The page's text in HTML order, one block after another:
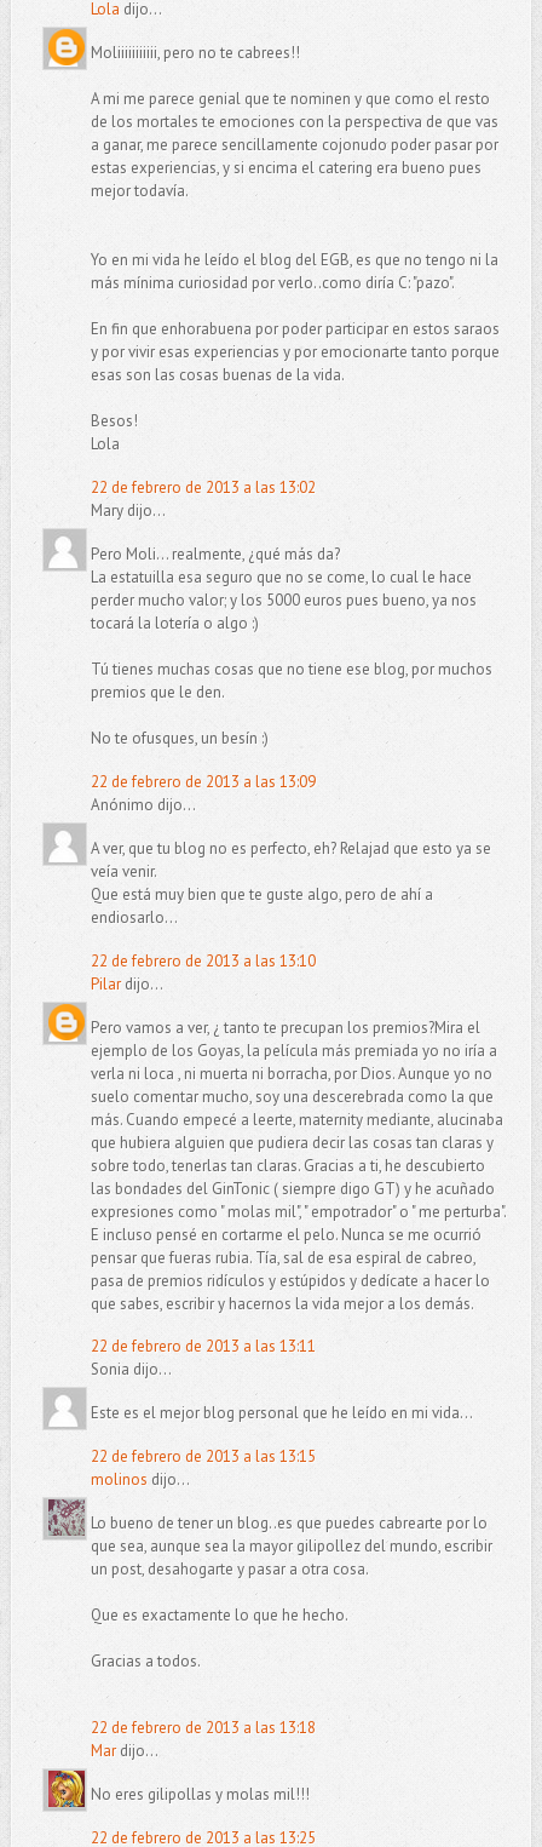
Lola dijo...
Moliiiiiiiiiii, pero no te cabrees!!
A mi me parece genial que te nominen y que como el resto
de los mortales te emociones con la perspectiva de que vas
a ganar, me parece sencillamente cojonudo poder pasar por
estas experiencias, y si encima el catering era bueno pues
mejor todavía.
Yo en mi vida he leído el blog del EGB, es que no tengo ni la
más mínima curiosidad por verlo..como diría C: "pazo".
En fin que enhorabuena por poder participar en estos saraos
y por vivir esas experiencias y por emocionarte tanto porque
esas son las cosas buenas de la vida.
Besos!
Lola
22 de febrero de 2013 a las 13:02
Mary dijo...
Pero Moli... realmente, ¿qué más da?
La estatuilla esa seguro que no se come, lo cual le hace
perder mucho valor; y los 5000 euros pues bueno, ya nos
tocará la lotería o algo :)
Tú tienes muchas cosas que no tiene ese blog, por muchos
premios que le den.
No te ofusques, un besín :)
22 de febrero de 2013 a las 13:09
Anónimo dijo...
A ver, que tu blog no es perfecto, eh? Relajad que esto ya se
veía venir.
Que está muy bien que te guste algo, pero de ahí a
endiosarlo...
22 de febrero de 2013 a las 13:10
Pilardijo...
Pero vamos a ver, ¿ tanto te precupan los premios?Mira el
ejemplo de los Goyas, la película más premiada yo no iría a
verla ni loca , ni muerta ni borracha, por Dios. Aunque yo no
suelo comentar mucho, soy una descerebrada como la que
más. Cuando empecé a leerte, maternity mediante, alucinaba
que hubiera alguien que pudiera decir las cosas tan claras y
sobre todo, tenerlas tan claras. Gracias a ti, he descubierto
las bondades del GinTonic ( siempre digo GT) y he acuñado
expresiones como " molas mil", " empotrador" o " me perturba".
E incluso pensé en cortarme el pelo. Nunca se me ocurrió
pensar que fueras rubia. Tía, sal de esa espiral de cabreo,
pasa de premios ridículos y estúpidos y dedícate a hacer lo
que sabes, escribir y hacernos la vida mejor a los demás.
22 de febrero de 2013 a las 13:11
Sonia dijo...
Este es el mejor blog personal que he leído en mi vida...
22 de febrero de 2013 a las 13:15
molinos dijo...
Lo bueno de tener un blog..es que puedes cabrearte por lo
que sea, aunque sea la mayor gilipollez del mundo, escribir
un post, desahogarte y pasar a otra cosa.
Que es exactamente lo que he hecho.
Gracias a todos.
22 de febrero de 2013 a las 13:18
Mardijo...
No eres gilipollas y molas mil!!!
22 de febrero de 2013 a las 13:25